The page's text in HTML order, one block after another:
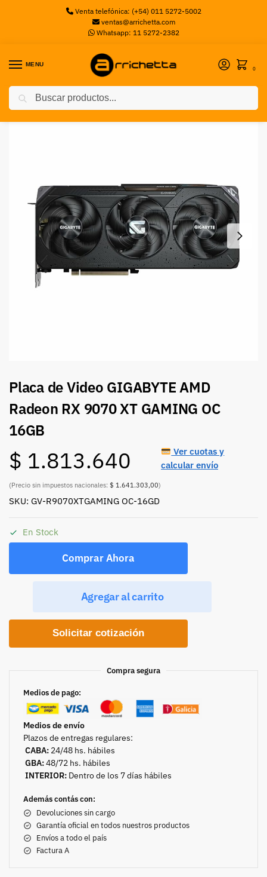
Venta telefónica: (+54) 011 5272-5002
ventas@arrichetta.com
Whatsapp: 11 5272-2382
MENU
0
Inicio Placas de Video / Placa de Video GIGABYTE AMD Radeon RX 9070 XT GAMING OC 16GB
Placa de Video GIGABYTE AMD
Radeon RX 9070 XT GAMING OC
16GB
$ 1.813.640
(Precio sin impuestos nacionales: $ 1.641.303,00)
Ver cuotas y
calcular envío
SKU: GV-R9070XTGAMING OC-16GD
En Stock
Comprar Ahora
Agregar al carrito
Solicitar cotización
Compra segura
Medios de pago:
Medios de envío
Plazos de entregas regulares:
CABA: 24/48 hs. hábiles
GBA:48/72 hs. hábiles
INTERIOR:Dentro de los 7 días hábiles
Además contás con:
Devoluciones sin cargo
Garantía oficial en todos nuestros productos
Envíos a todo el país
Factura A